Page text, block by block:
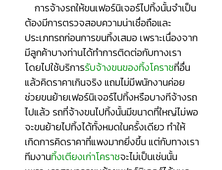
การจ้างรถให้ขนเฟอร์นิเจอร์ไปทิ้งนั้นจำเป็น
ต้องมีการตรวจสอบความน่าเชื่อถือและ
ประเภทรถก่อนการขนทิ้งเสมอ เพราะเนื่องจาก
มีลูกค้าบางท่านได้ทำการติดต่อกับทางเรา
โดยไปใช้บริการรับจ้างขนของทิ้งโคราชที่อื่น
แล้วคิดราคาเกินจริง แถมไม่มีพนักงานค่อย
ช่วยขนย้ายเฟอร์นิเจอร์ไปทิ้งหรือบางทีจ้างรถ
ไปแล้ว รถที่จ้างขนไปทิ้งนั้นมีขนาดที่ใหญ่ไม่พอ
จะขนย้ายไปทิ้งได้ทั้งหมดในครั้งเดียว ทำให้
เกิดการคิดราคาที่แพงมากยิ่งขึ้น แต่กับทางเรา
ทีมงานทิ้งเตียงเก่าโคราชจะไม่เป็นเช่นนั้น